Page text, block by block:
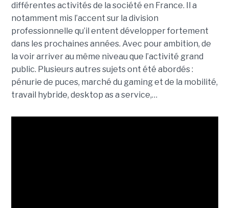
différentes activités de la société en France. Il a
notamment mis l’accent sur la division
professionnelle qu’il entent développer fortement
dans les prochaines années. Avec pour ambition, de
la voir arriver au même niveau que l’activité grand
public. Plusieurs autres sujets ont été abordés :
pénurie de puces, marché du gaming et de la mobilité,
travail hybride, desktop as a service,…